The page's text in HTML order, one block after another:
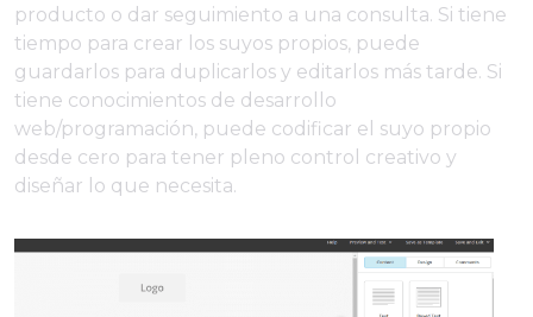
producto o dar seguimiento a una consulta. Si tiene
tiempo para crear los suyos propios, puede
guardarlos para duplicarlos y editarlos más tarde. Si
tiene conocimientos de desarrollo
web/programación, puede codificar el suyo propio
desde cero para tener pleno control creativo y
diseñar lo que necesita.